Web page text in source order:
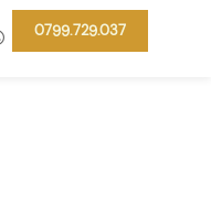
0799.729.037